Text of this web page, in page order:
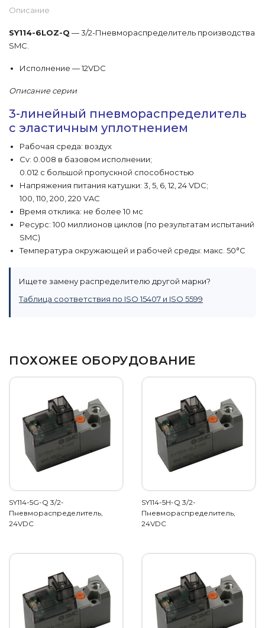
Описание
SY114-6LOZ-Q — 3/2-Пневмораспределитель производства
SMC.
Исполнение — 12VDC
Описание серии
3-линейный пневмораспределитель
с эластичным уплотнением
Рабочая среда: воздух
Cv: 0.008 в базовом исполнении;
0.012 с большой пропускной способностью
Напряжения питания катушки: 3, 5, 6, 12, 24 VDC;
100, 110, 200, 220 VAC
Время отклика: не более 10 мс
Ресурс: 100 миллионов циклов (по результатам испытаний
SMC)
Температура окружающей и рабочей среды: макс. 50°C
Ищете замену распределителю другой марки?
Таблица соответствия по ISO 15407 и ISO 5599
ПОХОЖЕЕ ОБОРУДОВАНИЕ
SY114-5G-Q 3/2-
Пневмораспределитель,
24VDC
SY114-5H-Q 3/2-
Пневмораспределитель,
24VDC